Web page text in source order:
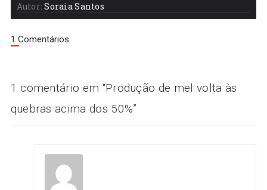
Autor: Soraia Santos
1 Comentários
1 comentário em “Produção de mel volta às
quebras acima dos 50%”